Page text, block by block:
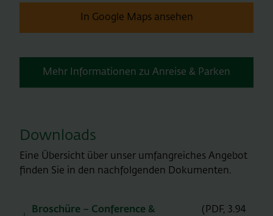
In Google Maps ansehen
Mehr Informationen zu Anreise & Parken
Downloads
Eine Übersicht über unser umfangreiches Angebot
finden Sie in den nachfolgenden Dokumenten.
Broschüre – Conference &
(PDF, 3.94